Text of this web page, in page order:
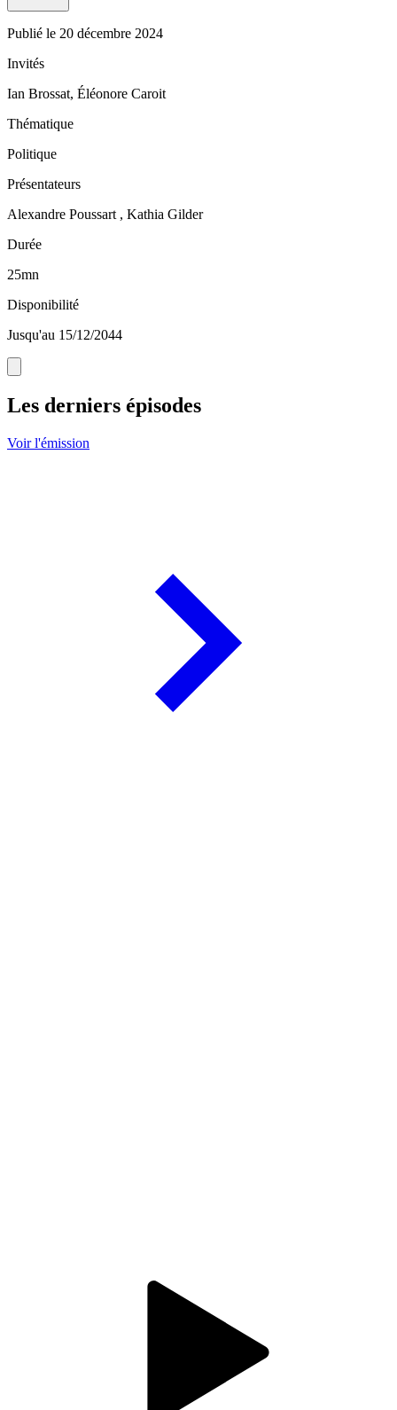
Publié le 20 décembre 2024
Invités
Ian Brossat, Éléonore Caroit
Thématique
Politique
Présentateurs
Alexandre Poussart , Kathia Gilder
Durée
25mn
Disponibilité
Jusqu'au 15/12/2044
Les derniers épisodes
Voir l'émission